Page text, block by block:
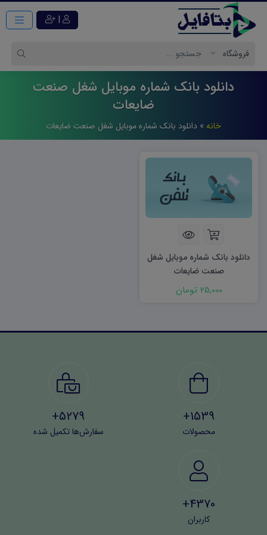
|
دانلود بانک شماره موبایل شغل صنعت
ضايعات
خانه » دانلود بانک شماره موبایل شغل صنعت ضايعات
دانلود بانک شماره موبایل شغل
صنعت ضایعات
25,000 تومان
1539+
محصولات
5279+
سفارش‌ها تکمیل شده
4370+
کاربران